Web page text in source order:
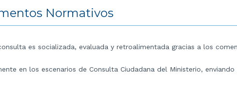
Normativos
es socializada, evaluada y retroalimentada gracias a los
en los escenarios de Consulta Ciudadana del Ministerio,